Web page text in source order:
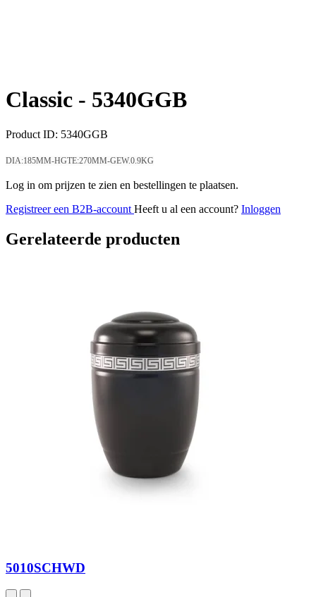
Classic - 5340GGB
Product ID: 5340GGB
DIA:185MM-HGTE:270MM-GEW.0.9KG
Log in om prijzen te zien en bestellingen te plaatsen.
Registreer een B2B-account Heeft u al een account? Inloggen
Gerelateerde producten
5010SCHWD